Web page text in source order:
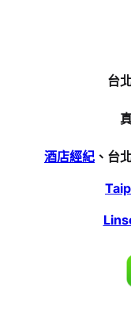
台
酒店經紀 、台